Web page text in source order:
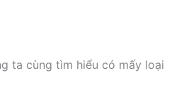
ta cùng tìm hiểu có mấy loại